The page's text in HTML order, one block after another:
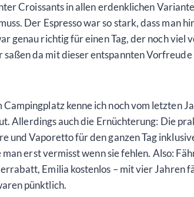
Croissants in allen erdenklichen
Der Espresso war so stark, dass man
genau richtig für einen Tag, der noch
da mit dieser entspannten
kenne ich noch vom letzten
Allerdings auch die Ernüchterung: Die
und Vaporetto für den ganzen Tag
erst vermisst wenn sie fehlen. Also:
Emilia kostenlos – mit vier Jahren
pünktlich.